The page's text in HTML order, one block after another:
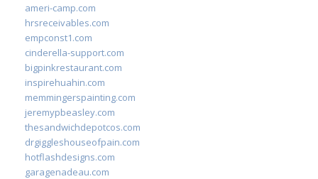
ameri-camp.com
hrsreceivables.com
empconst1.com
cinderella-support.com
bigpinkrestaurant.com
inspirehuahin.com
memmingerspainting.com
jeremypbeasley.com
thesandwichdepotcos.com
drgiggleshouseofpain.com
hotflashdesigns.com
garagenadeau.com